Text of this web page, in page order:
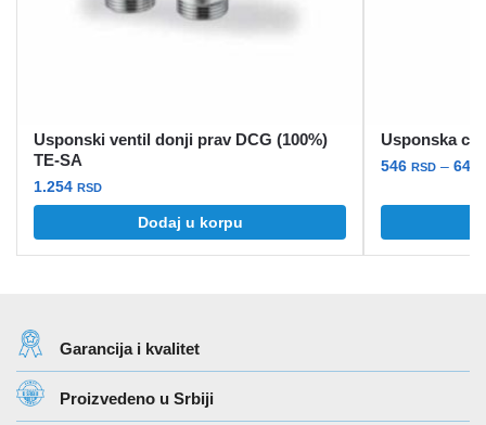
Usponski ventil donji prav DCG (100%)
TE-SA
1.254 RSD
Dodaj u korpu
Usponska cev
546 RSD – 648
Ovaj
ima
Garancija i kvalitet
Proizvedeno u Srbiji